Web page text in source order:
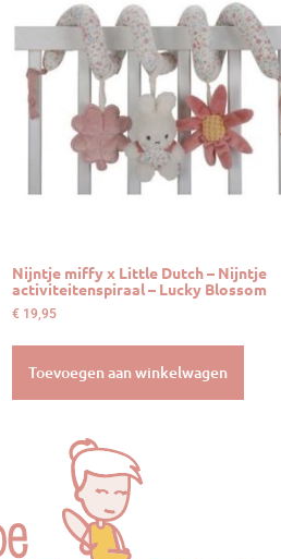
Nijntje miffy x Little Dutch – Nijntje
activiteitenspiraal – Lucky Blossom
€ 19,95
Toevoegen aan winkelwagen